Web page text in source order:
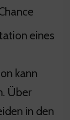
eines
kann
Über
in den